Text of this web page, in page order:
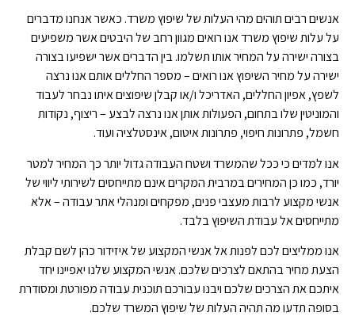
אנשים רבים תוהים מהי העלות של שיפוץ משרד. כאשר אנחנו מדברים
על עלות שיפוץ משרד אנו רואים מגוון רחב של היבטים אשר משפיעים
בצורה ישירה על המחיר אותו תשלמו. בין הדברים אשר ישפיעו בצורה
ישירה על מחיר השיפוץ אנו רואים – מספר החללים אותם אנו נרצה
לשפץ, אפיון החללים, האדריכל ו/או קבלן שיפוצים איתו נבחר לעבוד
והמוניטין שלו בתחום, הפעולות אותן אנו נרצה לבצע – ריצוף, נקודות
חשמל, פתרונות חיפוי, פתרונות איטום, אינסטלציה ועוד.
אנו למדים כי ככל שהמשרד ושטח העבודה גדול יותר כך המחיר למטר
יורד, כמו כן המחירים במרבית המקרים אינם מתייחסים לשירותי ליווי של
אנשי מקצוע לרבות מעצבי פנים, מפקחים ומנהלי אתר עבודה – אלא
מתייחסים אל עבודת השיפוץ בלבד.
אנו ממליצים לכם לפנות אל אנשי המקצוע של איזידור כהן לשם קבלת
הצעת מחיר בהתאם לצרכים שלכם. אנשי המקצוע שלנו יאפיינו יחד
איתכם את הצרכים שלכם ויבנו עבורכם תוכנית עבודה מפורטת ומסודרת
בסופה תדעו מה תהיה העלות של שיפוץ המשרד שלכם.